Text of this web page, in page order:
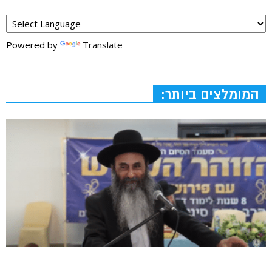
Powered by Translate
המומלצים ביותר: